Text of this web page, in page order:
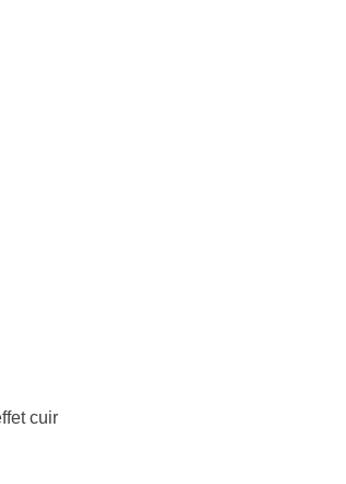
cuir